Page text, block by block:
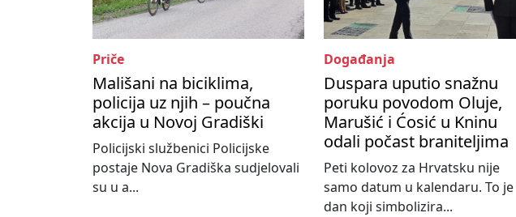
Priče
Mališani na biciklima,
policija uz njih – poučna
akcija u Novoj Gradiški
Policijski službenici Policijske
postaje Nova Gradiška sudjelovali
su u a...
Događanja
Duspara uputio snažnu
poruku povodom Oluje,
Marušić i Ćosić u Kninu
odali počast braniteljima
Peti kolovoz za Hrvatsku nije
samo datum u kalendaru. To je
dan koji simbolizira...